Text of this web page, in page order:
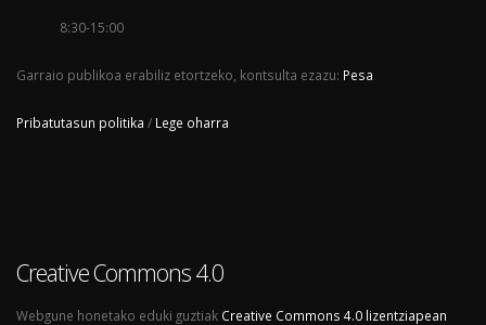
8:30-15:00
Garraio publikoa erabiliz etortzeko, kontsulta ezazu: Pesa
Pribatutasun politika / Lege oharra
Creative Commons 4.0
Webgune honetako eduki guztiak Creative Commons 4.0 lizentziapean